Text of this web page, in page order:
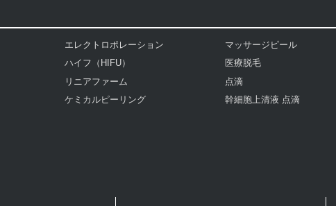
エレクトロポレーション
ハイフ（HIFU）
リニアファーム
ケミカルピーリング
マッサージピール
医療脱毛
点滴
幹細胞上清液 点滴